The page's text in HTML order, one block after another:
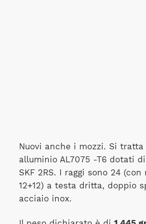
Nuovi anche i mozzi. Si tratta
alluminio AL7075 -T6 dotati
SKF 2RS. I raggi sono 24 (con
12+12) a testa dritta, doppio
acciaio inox.